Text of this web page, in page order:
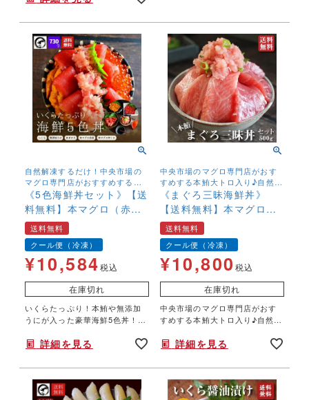
自然解凍するだけ！中央市場の
マグロ専門店がおすすめする本
鮪入り！簡単贅沢な海鮮5色丼セ
ット。【送料無料】でお届け♪
《5色海鮮丼セット》【送
料無料】本マグロ（赤
身・中トロ・ネギトロ）
イクラ 無添加ウニ 730g
送料無料
クール便（冷凍）
¥10,584税込
在庫切れ
いくらたっぷり！本鮪や無添加
うにが入った豪華海鮮5色丼！中
めする本鮪入り
詳細を見る
中央市場のマグロ専門店がおす
すめする本鮪大トロ入り♪自然解
凍するだけ！まぐろ三昧セッ
ト。【送料無料】
《まぐろ三昧海鮮丼》
【送料無料】本マグロ
(大トロ 中トロ 赤身 ねぎ
とろ) 500g
送料無料
クール便（冷凍）
¥10,800 税込
在庫切れ
中央市場のマグロ専門店がおす
すめする本鮪大トロ入り♪自然解
ト。【送料無料】
詳細を見る